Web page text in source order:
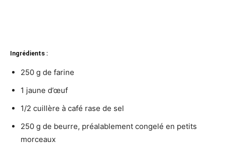
Ingrédients :
250 g de farine
1 jaune d’œuf
1/2 cuillère à café rase de sel
250 g de beurre, préalablement congelé en petits
morceaux